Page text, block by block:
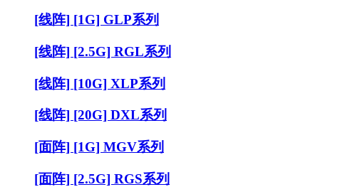
[线阵] [1G] GLP系列
[线阵] [2.5G] RGL系列
[线阵] [10G] XLP系列
[线阵] [20G] DXL系列
[面阵] [1G] MGV系列
[面阵] [2.5G] RGS系列